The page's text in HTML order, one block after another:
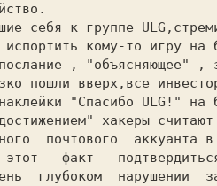
себя к группе
испортить кому-то игру на
, "объясняющее" ,
пошли вверх,все
"Спасибо ULG!" на
хакеры
почтового  аккуанта в
факт
глубоком  нарушении